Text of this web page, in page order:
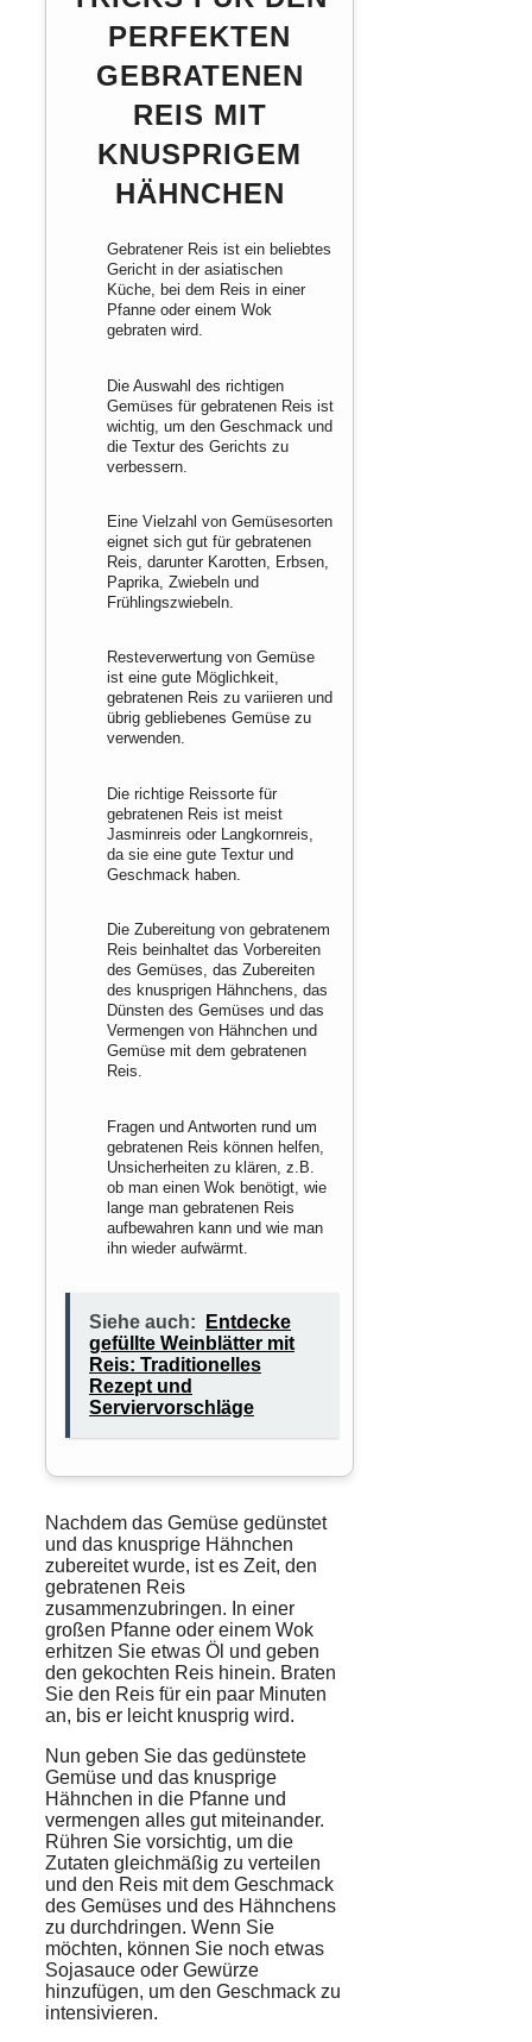
PERFEKTEN
GEBRATENEN
REIS MIT
KNUSPRIGEM
HÄHNCHEN
Gebratener Reis ist ein beliebtes
Gericht in der asiatischen
Küche, bei dem Reis in einer
Pfanne oder einem Wok
gebraten wird.
Die Auswahl des richtigen
Gemüses für gebratenen Reis ist
wichtig, um den Geschmack und
die Textur des Gerichts zu
verbessern.
Eine Vielzahl von Gemüsesorten
eignet sich gut für gebratenen
Reis, darunter Karotten, Erbsen,
Paprika, Zwiebeln und
Frühlingszwiebeln.
Resteverwertung von Gemüse
ist eine gute Möglichkeit,
gebratenen Reis zu variieren und
übrig gebliebenes Gemüse zu
verwenden.
Die richtige Reissorte für
gebratenen Reis ist meist
Jasminreis oder Langkornreis,
da sie eine gute Textur und
Geschmack haben.
Die Zubereitung von gebratenem
Reis beinhaltet das Vorbereiten
des Gemüses, das Zubereiten
des knusprigen Hähnchens, das
Dünsten des Gemüses und das
Vermengen von Hähnchen und
Gemüse mit dem gebratenen
Reis.
Fragen und Antworten rund um
gebratenen Reis können helfen,
Unsicherheiten zu klären, z.B.
ob man einen Wok benötigt, wie
lange man gebratenen Reis
aufbewahren kann und wie man
ihn wieder aufwärmt.
Siehe auch:
Entdecke
gefüllte Weinblätter mit
Reis: Traditionelles
Rezept und
Serviervorschläge
Nachdem das Gemüse gedünstet
und das knusprige Hähnchen
zubereitet wurde, ist es Zeit, den
gebratenen Reis
zusammenzubringen. In einer
großen Pfanne oder einem Wok
erhitzen Sie etwas Öl und geben
den gekochten Reis hinein. Braten
Sie den Reis für ein paar Minuten
an, bis er leicht knusprig wird.
Nun geben Sie das gedünstete
Gemüse und das knusprige
Hähnchen in die Pfanne und
vermengen alles gut miteinander.
Rühren Sie vorsichtig, um die
Zutaten gleichmäßig zu verteilen
und den Reis mit dem Geschmack
des Gemüses und des Hähnchens
zu durchdringen. Wenn Sie
möchten, können Sie noch etwas
Sojasauce oder Gewürze
hinzufügen, um den Geschmack zu
intensivieren.